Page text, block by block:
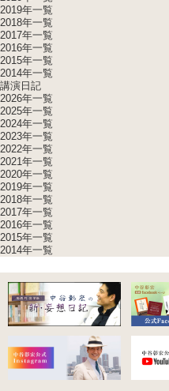
2019年一覧
2018年一覧
2017年一覧
2016年一覧
2015年一覧
2014年一覧
講演日記
2026年一覧
2025年一覧
2024年一覧
2023年一覧
2022年一覧
2021年一覧
2020年一覧
2019年一覧
2018年一覧
2017年一覧
2016年一覧
2015年一覧
2014年一覧